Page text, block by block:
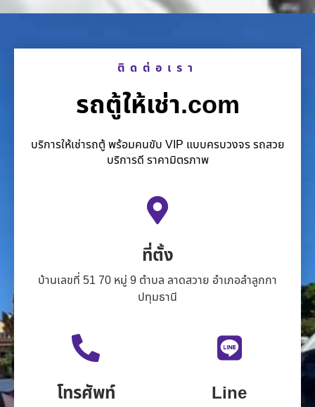
ติดต่อเรา
รถตู้ให้เช่า.com
บริการให้เช่ารถตู้ พร้อมคนขับ VIP แบบครบวงจร รถสวย
บริการดี ราคามิตรภาพ
ที่ตั้ง
บ้านเลขที่ 51 70 หมู่ 9 ตำบล ลาดสวาย อำเภอลำลูกกา
ปทุมธานี
โทรศัพท์ Line